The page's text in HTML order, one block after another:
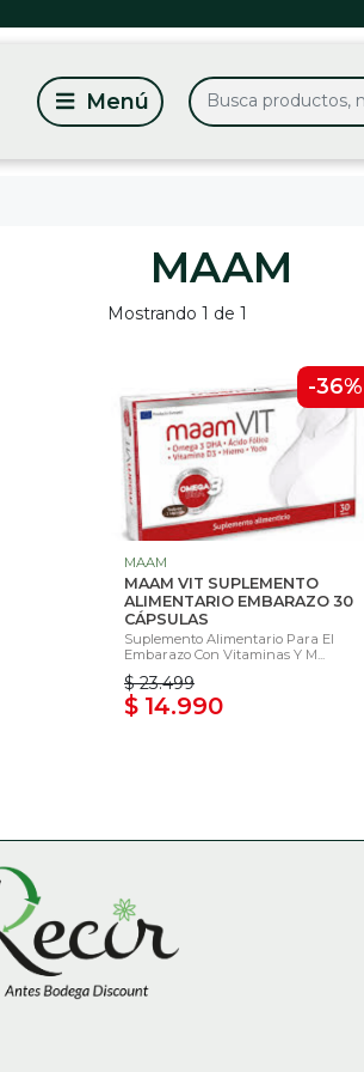
MAAM
Mostrando 1 de 1
-36%
MAAM
MAAM VIT SUPLEMENTO
ALIMENTARIO EMBARAZO 30
CÁPSULAS
Suplemento Alimentario Para El
Embarazo Con Vitaminas Y M...
$ 23.499
$ 14.990